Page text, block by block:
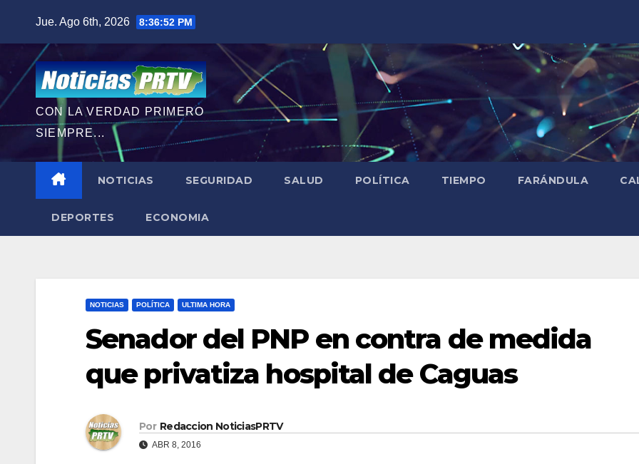
contenido
Jue. Ago 6th, 2026 8:36:53 PM
CON LA VERDAD PRIMERO
SIEMPRE...
NOTICIAS SEGURIDAD SALUD POLÍTICA TIEMPO FARÁNDULA
DEPORTES ECONOMIA
NOTICIAS POLÍTICA ULTIMA HORA
Senador del PNP en contra de medida
que privatiza hospital de Caguas
Por Redaccion NoticiasPRTV
ABR 8, 2016